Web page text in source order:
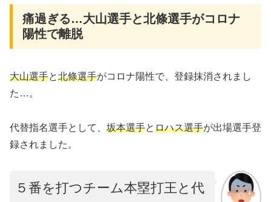
痛過ぎる…大山選手と北條選手がコロナ
陽性で離脱
大山選手と北條選手がコロナ陽性で、登録抹消されまし
た…。
代替指名選手として、 坂本選手とロハス選手が出場選手登
録されました。
５番を打つチーム本塁打王と代